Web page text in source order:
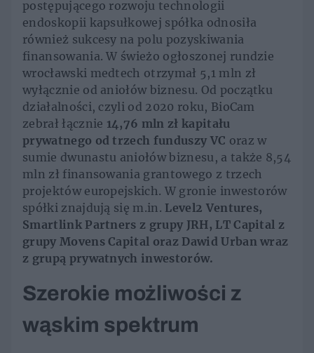
postępującego rozwoju technologii
endoskopii kapsułkowej spółka odnosiła
również sukcesy na polu pozyskiwania
finansowania. W świeżo ogłoszonej rundzie
wrocławski medtech otrzymał 5,1 mln zł
wyłącznie od aniołów biznesu. Od początku
działalności, czyli od 2020 roku, BioCam
zebrał łącznie 14,76 mln zł kapitału
prywatnego od trzech funduszy VC oraz w
sumie dwunastu aniołów biznesu, a także 8,54
mln zł finansowania grantowego z trzech
projektów europejskich. W gronie inwestorów
spółki znajdują się m.in. Level2 Ventures,
Smartlink Partners z grupy JRH, LT Capital z
grupy Movens Capital oraz Dawid Urban wraz
z grupą prywatnych inwestorów.
Szerokie możliwości z
wąskim spektrum